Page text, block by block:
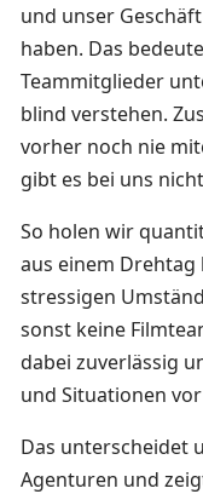
und unser
haben. Das
Teammitglieder
blind verstehen.
vorher noch nie
gibt es bei uns
So holen wir
aus einem
stressigen
sonst keine
dabei zuverlässig
und Situationen
Das unterscheidet
Agenturen und